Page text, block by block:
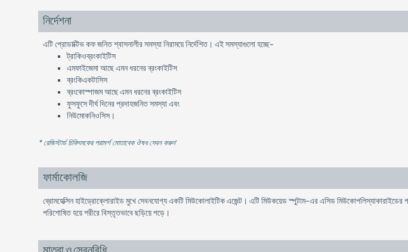
নির্দেশনা
এটি প্রোডাক্টিভ কফ জনিত শ্বাসনালীর সমস্যা নিরাময়ে নির্দেশিত। এই সমস্যাগুলো হচ্ছে-
ট্রাকিওব্রংকাইটিস
এমফাইজেমা আছে এমন ধরনের ব্রংকাইটিস
ব্রংকিএকটাসিস
ব্রংকোস্পাজম আছে এমন ধরনের ব্রংকাইটিস
ফুসফুসে দীর্ঘ দিনের প্রদাহজনিত সমস্যা এবং
নিউমোকনিওসিস।
* রেজিস্টার্ড চিকিৎসকের পরামর্শ মোতাবেক ঔষধ সেবন করুন'
ফার্মাকোলজি
ব্রোমহেক্সিন হাইড্রোক্লোরাইড মুখে সেবনযোগ্য একটি মিউকোলাইটিক এজেন্ট। এটি মিউকয়েড স্পুটাম-এর এসিড
পরিশোষিত হয়ে শরীরে বিস্তৃতভাবে ছড়িয়ে পড়ে।